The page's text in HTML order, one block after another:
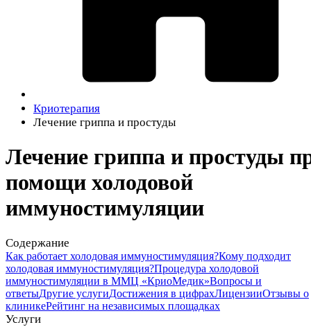
Криотерапия
Лечение гриппа и простуды
Лечение гриппа и простуды
помощи холодовой
иммуностимуляции
Содержание
Как работает холодовая иммуностимуляция?Кому подходит
холодовая иммуностимуляция?Процедура холодовой
иммуностимуляции в ММЦ «КриоМедик»Вопросы и
ответыДругие услугиДостижения в цифрахЛицензииОтзывы о
клиникеРейтинг на независимых площадках
Услуги